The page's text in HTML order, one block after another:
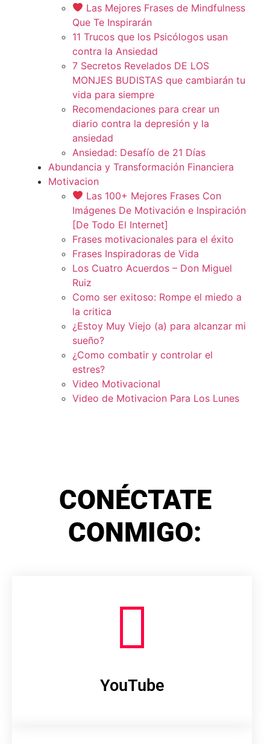
Las Mejores Frases de Mindfulness
Que Te Inspirarán
11 Trucos que los Psicólogos usan
contra la Ansiedad
7 Secretos Revelados DE LOS
MONJES BUDISTAS que cambiarán tu
vida para siempre
Recomendaciones para crear un
diario contra la depresión y la
ansiedad
Ansiedad: Desafío de 21 Días
Abundancia y Transformación Financiera
Motivacion
Las 100+ Mejores Frases Con
Imágenes De Motivación e Inspiración
[De Todo El Internet]
Frases motivacionales para el éxito
Frases Inspiradoras de Vida
Los Cuatro Acuerdos – Don Miguel
Ruiz
Como ser exitoso: Rompe el miedo a
la critica
¿Estoy Muy Viejo (a) para alcanzar mi
sueño?
¿Como combatir y controlar el
estres?
Video Motivacional
Video de Motivacion Para Los Lunes
CONÉCTATE
CONMIGO:
YouTube